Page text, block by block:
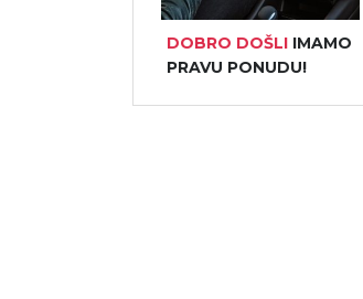
DOBRO DOŠLI IMAMO
PRAVU PONUDU!